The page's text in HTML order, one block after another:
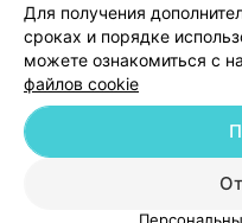
© 2026 ООО «Артокс Лаб», УНП
Служба
Для получения
сроках и порядке
можете ознакомиться с
файлов cookie